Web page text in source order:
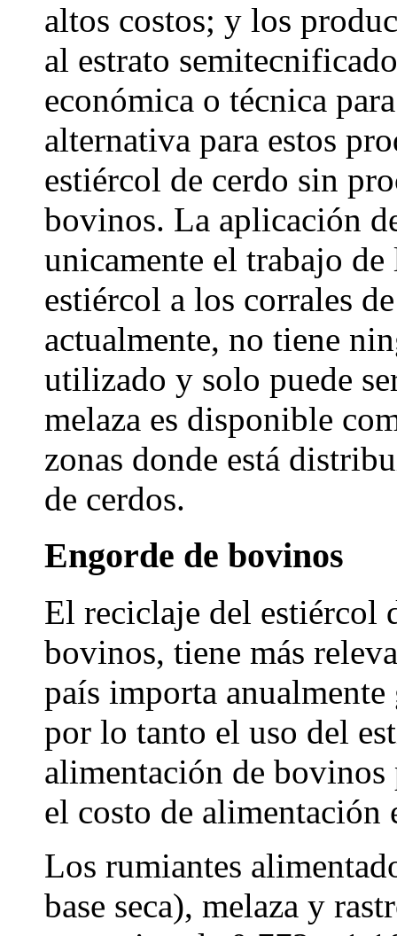
altos costos; y los
al estrato
económica o técnica
alternativa para estos
estiércol de cerdo sin
bovinos. La aplicación
unicamente el trabajo
estiércol a los corrales
actualmente, no tiene
utilizado y solo puede
melaza es disponible
zonas donde está
de cerdos.
Engorde de bovinos
El reciclaje del estiércol
bovinos, tiene más
país importa anualmente
por lo tanto el uso del
alimentación de bovinos
el costo de alimentación
Los rumiantes
base seca), melaza y